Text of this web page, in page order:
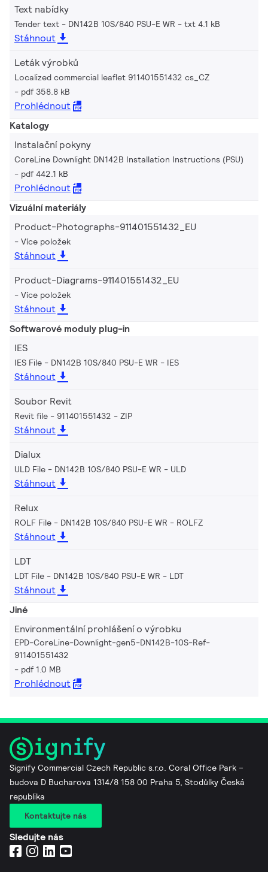
Text nabídky
Tender text - DN142B 10S/840 PSU-E WR txt 4.1 kB
Stáhnout
Leták výrobků
Localized commercial leaflet 911401551432 cs_CZ
pdf 358.8 kB
Prohlédnout
Katalogy
Instalační pokyny
CoreLine Downlight DN142B Installation Instructions (PSU)
pdf 442.1 kB
Prohlédnout
Vizuální materiály
Product-Photographs-911401551432_EU
Více položek
Stáhnout
Product-Diagrams-911401551432_EU
Více položek
Stáhnout
Softwarové moduly plug-in
IES
IES File - DN142B 10S/840 PSU-E WR IES
Stáhnout
Soubor Revit
Revit file - 911401551432 ZIP
Stáhnout
Dialux
ULD File - DN142B 10S/840 PSU-E WR ULD
Stáhnout
Relux
ROLF File - DN142B 10S/840 PSU-E WR ROLFZ
Stáhnout
LDT
LDT File - DN142B 10S/840 PSU-E WR LDT
Stáhnout
Jiné
Environmentální prohlášení o výrobku
EPD-CoreLine-Downlight-gen5-DN142B-10S-Ref-
911401551432
pdf 1.0 MB
Prohlédnout
Signify Commercial Czech Republic s.r.o. Coral Office Park –
budova D Bucharova 1314/8 158 00 Praha 5, Stodůlky Česká
republika
Kontaktujte nás
Sledujte nás